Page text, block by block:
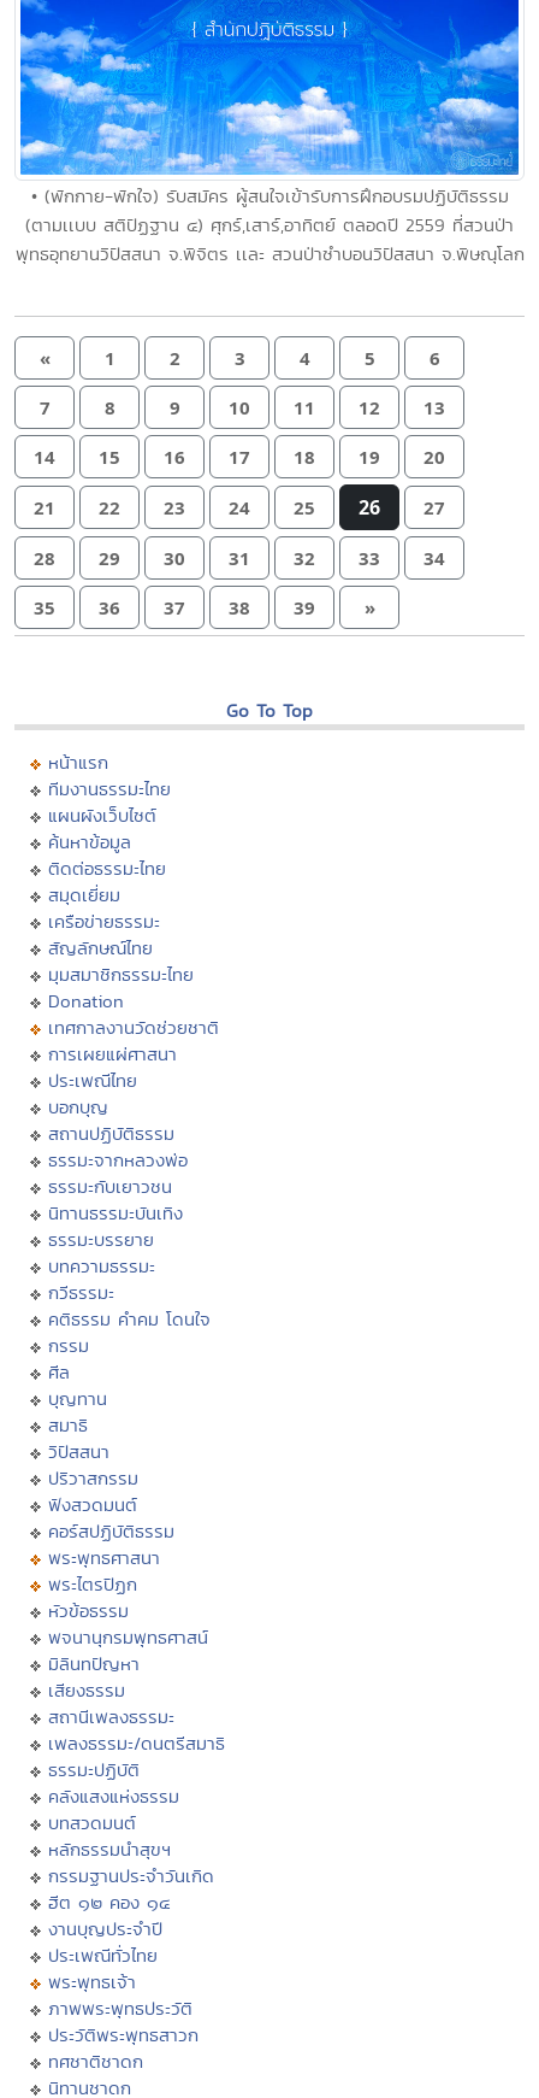
• (พักกาย-พักใจ) รับสมัคร ผู้สนใจเข้ารับการฝึกอบรมปฏิบัติธรรม
(ตามเเบบ สติปัฏฐาน ๔) ศุกร์,เสาร์,อาทิตย์ ตลอดปี 2559 ที่สวนป่า
พุทธอุทยานวิปัสสนา จ.พิจิตร เเละ สวนป่าซำบอนวิปัสสนา จ.พิษณุโลก
« 1 2 3 4 5 6
7 8 9 10 11 12 13
14 15 16 17 18 19 20
21 22 23 24 25 26 27
28 29 30 31 32 33 34
35 36 37 38 39 »
Go To Top
หน้าแรก
ทีมงานธรรมะไทย
แผนผังเว็บไซต์
ค้นหาข้อมูล
ติดต่อธรรมะไทย
สมุดเยี่ยม
เครือข่ายธรรมะ
สัญลักษณ์ไทย
มุมสมาชิกธรรมะไทย
Donation
เทศกาลงานวัดช่วยชาติ
การเผยแผ่ศาสนา
ประเพณีไทย
บอกบุญ
สถานปฏิบัติธรรม
ธรรมะจากหลวงพ่อ
ธรรมะกับเยาวชน
นิทานธรรมะบันเทิง
ธรรมะบรรยาย
บทความธรรมะ
กวีธรรมะ
คติธรรม คำคม โดนใจ
กรรม
ศีล
บุญทาน
สมาธิ
วิปัสสนา
ปริวาสกรรม
ฟังสวดมนต์
คอร์สปฏิบัติธรรม
พระพุทธศาสนา
พระไตรปิฏก
หัวข้อธรรม
พจนานุกรมพุทธศาสน์
มิลินทปัญหา
เสียงธรรม
สถานีเพลงธรรมะ
เพลงธรรมะ/ดนตรีสมาธิ
ธรรมะปฏิบัติ
คลังแสงแห่งธรรม
บทสวดมนต์
หลักธรรมนำสุขฯ
กรรมฐานประจำวันเกิด
ฮีต ๑๒ คอง ๑๔
งานบุญประจำปี
ประเพณีทั่วไทย
พระพุทธเจ้า
ภาพพระพุทธประวัติ
ประวัติพระพุทธสาวก
ทศชาติชาดก
นิทานชาดก